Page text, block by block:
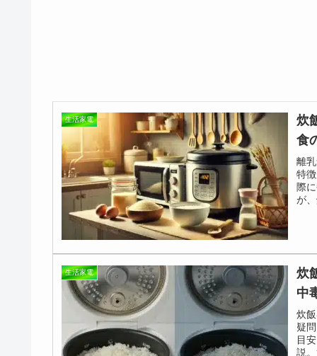
生活家電
炊
食
離
特
際
が
生活家電
炊
中
炊
疑
目
説